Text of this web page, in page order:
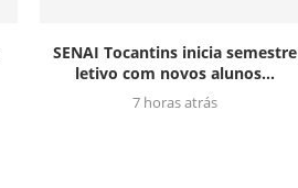
SENAI Tocantins inicia semestre
letivo com novos alunos...
7 horas atrás